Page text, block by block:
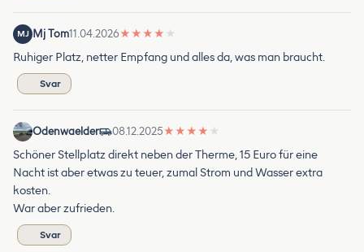
MJ Mj Tom11.04.2026★ ★ ★ ★ ★
Ruhiger Platz, netter Empfang und alles da, was man braucht.
Svar
Odenwaelder 08.12.2025★ ★ ★ ★ ★
Schöner Stellplatz direkt neben der Therme, 15 Euro für eine
Nacht ist aber etwas zu teuer, zumal Strom und Wasser extra
kosten.
War aber zufrieden.
Svar